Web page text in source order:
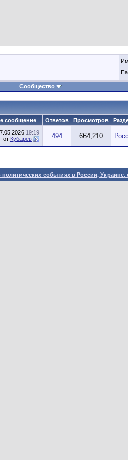
Сообщество
сообщение Ответов Просмотров
19:19
от Кубарев 494 664,210
событиях в России,